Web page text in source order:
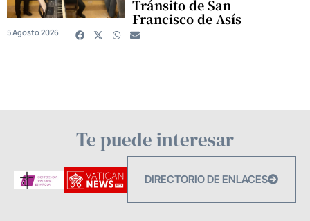
Tránsito de San
Francisco de Asís
5 Agosto 2026
Te puede interesar
DIRECTORIO DE ENLACES